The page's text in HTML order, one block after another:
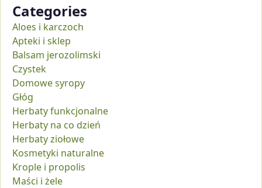
Categories
Aloes i karczoch
Apteki i sklep
Balsam jerozolimski
Czystek
Domowe syropy
Głóg
Herbaty funkcjonalne
Herbaty na co dzień
Herbaty ziołowe
Kosmetyki naturalne
Krople i propolis
Maści i żele